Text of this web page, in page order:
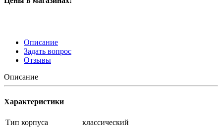
Описание
Задать вопрос
Отзывы
Описание
Характеристики
Тип корпуса
классический